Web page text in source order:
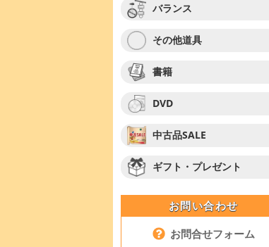
バランス
その他道具
書籍
DVD
中古品SALE
ギフト・プレゼント
お問い合わせ
お問合せフォーム